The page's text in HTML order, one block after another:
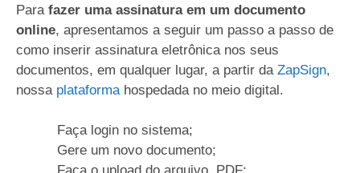
Para fazer uma assinatura em um documento
online, apresentamos a seguir um passo a passo de
como inserir assinatura eletrônica nos seus
documentos, em qualquer lugar, a partir da ZapSign,
nossa plataformahospedada no meio digital.
Faça login no sistema;
Gere um novo documento;